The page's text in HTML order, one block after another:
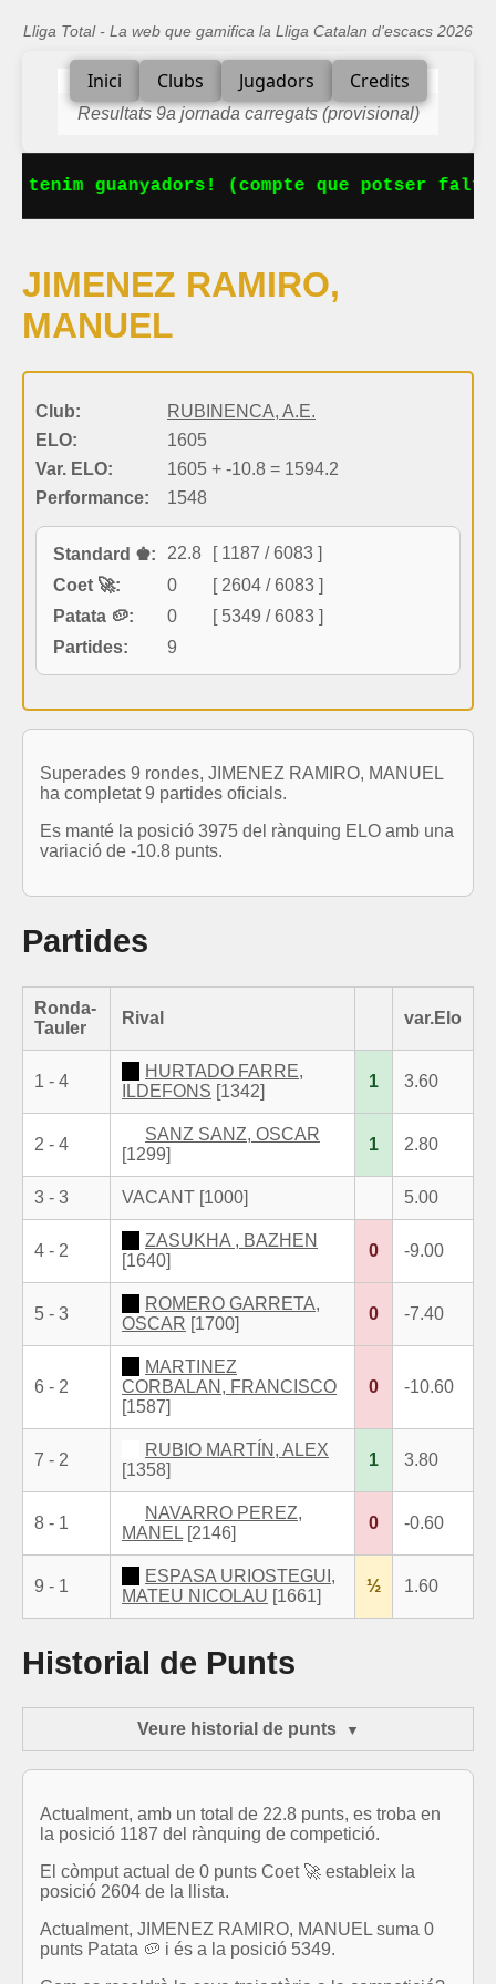
Lliga Total - La web que gamifica la Lliga Catalan d'escacs 2026
Inici Clubs Jugadors Credits
Resultats 9a jornada carregats (provisional)
tenim guanyadors! (compte que potser falta
JIMENEZ RAMIRO,
MANUEL
Club:
RUBINENCA, A.E.
ELO:
1605
Var. ELO:
1605 + -10.8 = 1594.2
Performance:
1548
Standard ♚: 22.8
[ 1187 / 6083 ]
Coet 🚀:
0
[ 2604 / 6083 ]
Patata 🥔:
0
[ 5349 / 6083 ]
Partides:
9
Superades 9 rondes, JIMENEZ RAMIRO, MANUEL
ha completat 9 partides oficials.
Es manté la posició 3975 del rànquing ELO amb una
variació de -10.8 punts.
Partides
Ronda-
Tauler
Rival var.Elo
1 - 4
HURTADO FARRE,
ILDEFONS [1342]
1 3.60
2 - 4
SANZ SANZ, OSCAR
[1299]
1 2.80
3 - 3 VACANT [1000] 5.00
4 - 2
ZASUKHA , BAZHEN
[1640]
0 -9.00
5 - 3
ROMERO GARRETA,
OSCAR [1700]
0 -7.40
6 - 2
MARTINEZ
CORBALAN, FRANCISCO
[1587]
0 -10.60
7 - 2
RUBIO MARTÍN, ALEX
[1358]
1 3.80
8 - 1
NAVARRO PEREZ,
MANEL [2146]
0 -0.60
9 - 1
ESPASA URIOSTEGUI,
MATEU NICOLAU [1661]
½ 1.60
Historial de Punts
Veure historial de punts
Actualment, amb un total de 22.8 punts, es troba en
la posició 1187 del rànquing de competició.
El còmput actual de 0 punts Coet 🚀 estableix la
posició 2604 de la llista.
Actualment, JIMENEZ RAMIRO, MANUEL suma 0
punts Patata 🥔 i és a la posició 5349.